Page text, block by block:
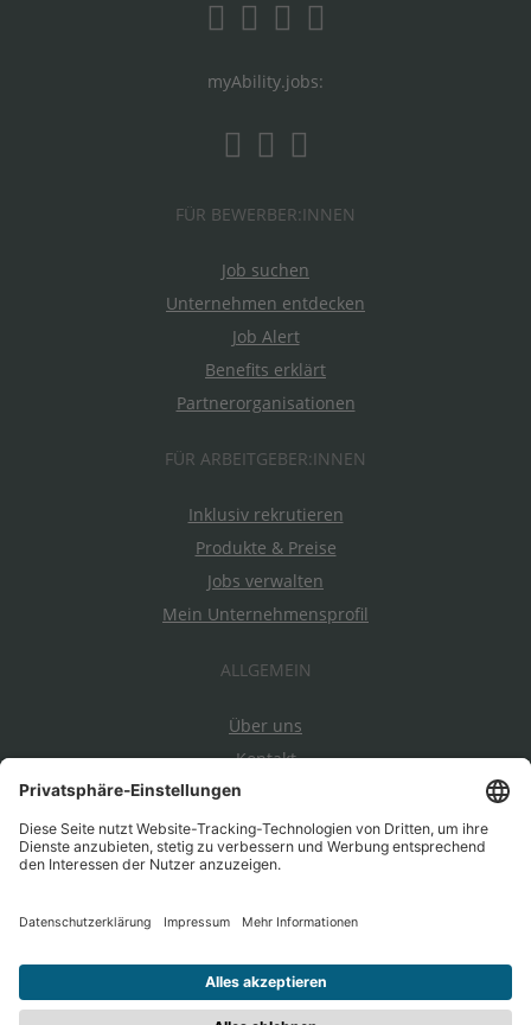
myAbility.jobs:
FÜR BEWERBER:INNEN
Job suchen
Unternehmen entdecken
Job Alert
Benefits erklärt
Partnerorganisationen
FÜR ARBEITGEBER:INNEN
Inklusiv rekrutieren
Produkte & Preise
Jobs verwalten
Mein Unternehmensprofil
ALLGEMEIN
Über uns
Kontakt
Datenschutz
Impressum
AGBs
Ein Projekt von EnableMe & myAbility|Entwickelt durch